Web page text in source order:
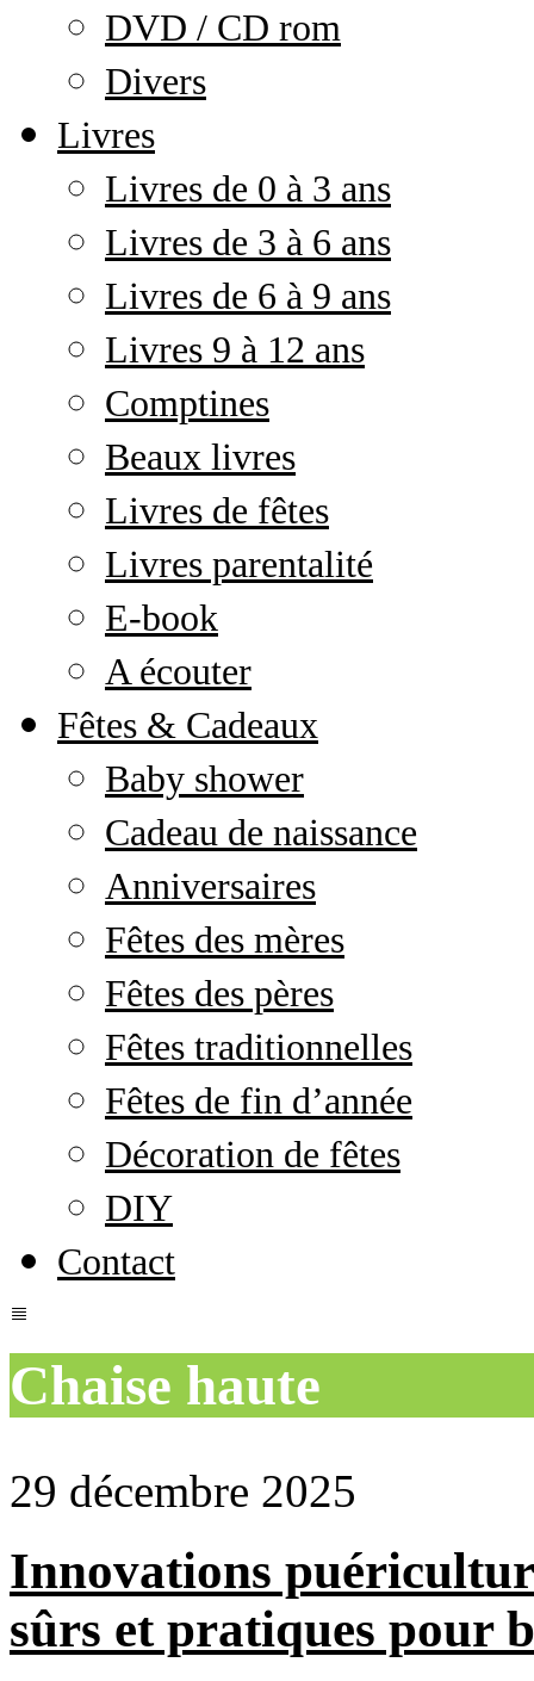
DVD / CD rom
Divers
Livres
Livres de 0 à 3 ans
Livres de 3 à 6 ans
Livres de 6 à 9 ans
Livres 9 à 12 ans
Comptines
Beaux livres
Livres de fêtes
Livres parentalité
E-book
A écouter
Fêtes & Cadeaux
Baby shower
Cadeau de naissance
Anniversaires
Fêtes des mères
Fêtes des pères
Fêtes traditionnelles
Fêtes de fin d’année
Décoration de fêtes
DIY
Contact
Chaise haute
29 décembre 2025
Innovations
sûrs et pratiques pour